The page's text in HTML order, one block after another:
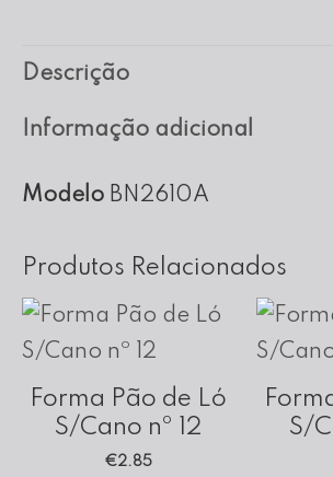
nº
26
cm
(Fundo
Amovível)
Descrição
Informação adicional
Modelo BN2610A
Produtos Relacionados
Forma Pão de Ló
S/Cano nº 12
€2.85
S/